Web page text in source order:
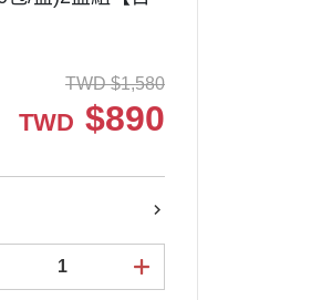
TWD $1,580
TWD $890